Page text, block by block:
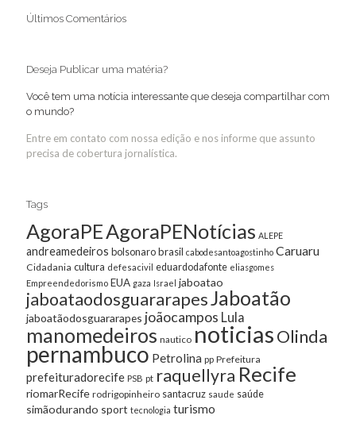
Últimos Comentários
Deseja Publicar uma matéria?
Você tem uma notícia interessante que deseja compartilhar com
o mundo?
Entre em contato com nossa edição e nos informe que assunto
precisa de cobertura jornalística.
Tags
AgoraPEAgoraPENotícias ALEPE
andreamedeiros bolsonarobrasil cabodesantoagostinho Caruaru
Cidadania cultura defesacivil eduardodafonte eliasgomes
Empreendedorismo EUA gaza Israel jaboatao
jaboataodosguararapesJaboatão
jaboatãodosguararapes joãocampos Lula
manomedeiros nautico noticiasOlinda
pernambuco Petrolina pp Prefeitura
prefeituradorecife PSB pt raquellyra Recife
riomarRecife rodrigopinheiro santacruz saude saúde
simãodurando sport tecnologia turismo